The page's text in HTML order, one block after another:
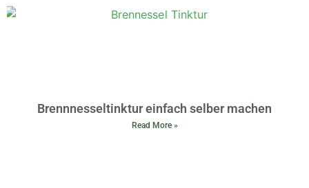
Brennnesseltinktur einfach selber machen
Read More »